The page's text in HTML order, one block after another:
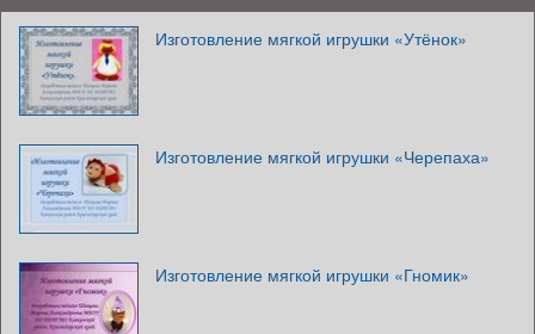
Изготовление мягкой игрушки «Утёнок»
Изготовление мягкой игрушки «Черепаха»
Изготовление мягкой игрушки «Гномик»